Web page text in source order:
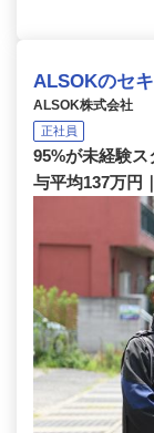
ALSOKのセ
ALSOK株式会社
正社員
95%が未経験
与平均137万円